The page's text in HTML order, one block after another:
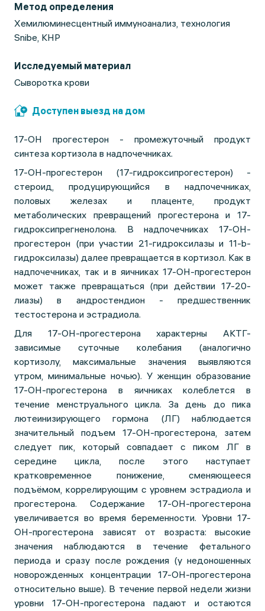
Метод определения
Хемилюминесцентный иммуноанализ, технология
Snibe, КНР
Исследуемый материал
Сыворотка крови
Доступен выезд на дом
17-ОН прогестерон - промежуточный продукт
синтеза кортизола в надпочечниках.
17-ОН-прогестерон (17-гидроксипрогестерон) -
стероид, продуцирующийся в надпочечниках,
половых железах и плаценте, продукт
метаболических превращений прогестерона и 17-
гидроксипрегненолона. В надпочечниках 17-ОН-
прогестерон (при участии 21-гидроксилазы и 11-b-
гидроксилазы) далее превращается в кортизол. Как в
надпочечниках, так и в яичниках 17-ОН-прогестерон
может также превращаться (при действии 17-20-
лиазы) в андростендион - предшественник
тестостерона и эстрадиола.
Для 17-ОН-прогестерона характерны АКТГ-
зависимые суточные колебания (аналогично
кортизолу, максимальные значения выявляются
утром, минимальные ночью). У женщин образование
17-ОН-прогестерона в яичниках колеблется в
течение менструального цикла. За день до пика
лютеинизирующего гормона (ЛГ) наблюдается
значительный подъем 17-ОН-прогестерона, затем
следует пик, который совпадает с пиком ЛГ в
середине цикла, после этого наступает
кратковременное понижение, сменяющееся
подъёмом, коррелирующим с уровнем эстрадиола и
прогестерона. Содержание 17-ОН-прогестерона
увеличивается во время беременности. Уровни 17-
ОН-прогестерона зависят от возраста: высокие
значения наблюдаются в течение фетального
периода и сразу после рождения (у недоношенных
новорожденных концентрации 17-ОН-прогестерона
относительно выше). В течение первой недели жизни
уровни 17-ОН-прогестерона падают и остаются